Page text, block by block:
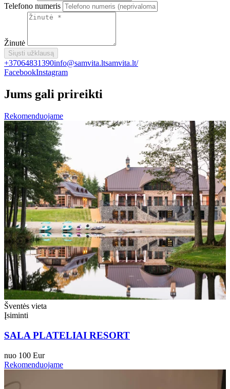
Telefono numeris
Žinutė
Siųsti užklausą
+37064831390info@samvita.ltsamvita.lt/
FacebookInstagram
Jums gali prireikti
Rekomenduojame
Šventės vieta
Įsiminti
SALA PLATELIAI RESORT
nuo 100 Eur
Rekomenduojame